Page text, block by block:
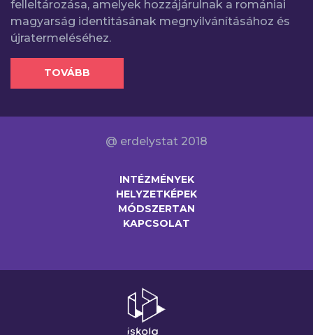
felleltározása, amelyek hozzájárulnak a romániai
magyarság identitásának megnyilvánításához és
újratermeléséhez.
TOVÁBB
@ erdelystat 2018
INTÉZMÉNYEK
HELYZETKÉPEK
MÓDSZERTAN
KAPCSOLAT